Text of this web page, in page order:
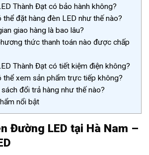
Thành Đạt có bảo hành không?
thể đặt hàng đèn LED như thế nào?
giao hàng là bao lâu?
thức thanh toán nào được chấp
Thành Đạt có tiết kiệm điện không?
thể xem sản phẩm trực tiếp không?
sách đổi trả hàng như thế nào?
nổi bật
Đường LED tại Hà Nam –